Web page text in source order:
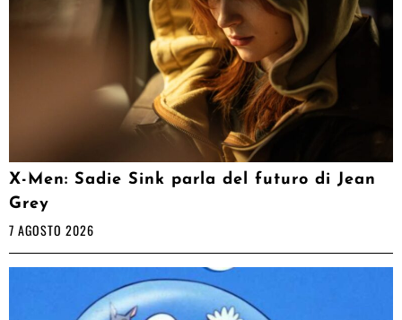
X-Men: Sadie Sink parla del futuro di Jean
Grey
7 AGOSTO 2026